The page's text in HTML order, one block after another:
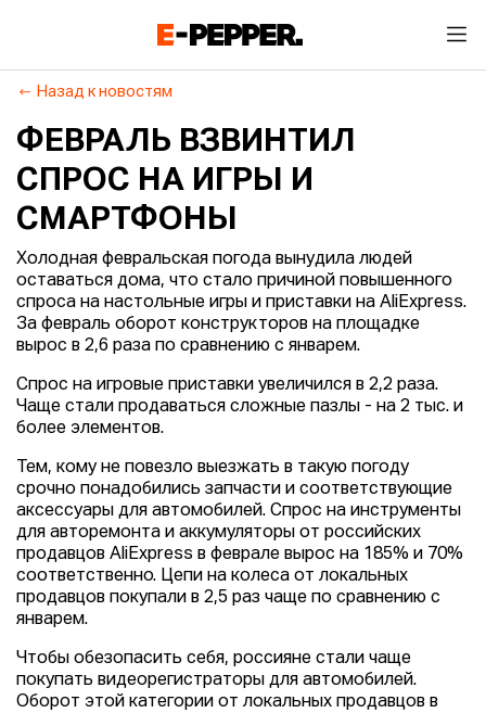
Назад к новостям
ФЕВРАЛЬ ВЗВИНТИЛ
СПРОС НА ИГРЫ И
СМАРТФОНЫ
Холодная февральская погода вынудила людей
оставаться дома, что стало причиной повышенного
спроса на настольные игры и приставки на AliExpress.
За февраль оборот конструкторов на площадке
вырос в 2,6 раза по сравнению с январем.
Спрос на игровые приставки увеличился в 2,2 раза.
Чаще стали продаваться сложные пазлы - на 2 тыс. и
более элементов.
Тем, кому не повезло выезжать в такую погоду
срочно понадобились запчасти и соответствующие
аксессуары для автомобилей. Спрос на инструменты
для авторемонта и аккумуляторы от российских
продавцов AliExpress в феврале вырос на 185% и 70%
соответственно. Цепи на колеса от локальных
продавцов покупали в 2,5 раз чаще по сравнению с
январем.
Чтобы обезопасить себя, россияне стали чаще
покупать видеорегистраторы для автомобилей.
Оборот этой категории от локальных продавцов в